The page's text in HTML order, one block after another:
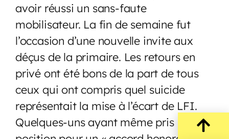
avoir réussi un sans-faute
mobilisateur. La fin de semaine fut
l’occasion d’une nouvelle invite aux
déçus de la primaire. Les retours en
privé ont été bons de la part de tous
ceux qui ont compris quel suicide
représentait la mise à l’écart de LFI.
Quelques-uns ayant même pris